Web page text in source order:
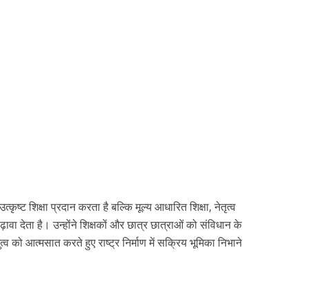
शिक्षा प्रदान करता है बल्कि मूल्य आधारित शिक्षा, नेतृत्व
देता है। उन्होंने शिक्षकों और छात्र छात्राओं को संविधान के
को आत्मसात करते हुए राष्ट्र निर्माण में सक्रिय भूमिका निभाने